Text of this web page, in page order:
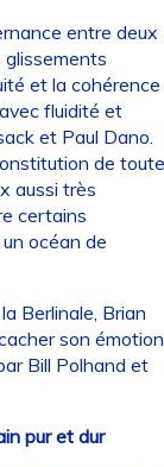
entre deux
glissements
et la cohérence
fluidité et
et Paul Dano.
de toute
aussi très
certains
océan de
Berlinale, Brian
son émotion
Bill Polhand et
pur et dur